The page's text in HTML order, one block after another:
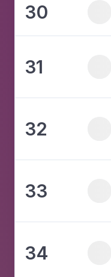
30
31
32
33
34